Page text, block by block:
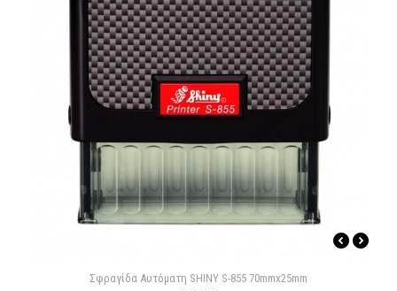
Σφραγίδα Αυτόματη SHINY S-855 70mmx25mm